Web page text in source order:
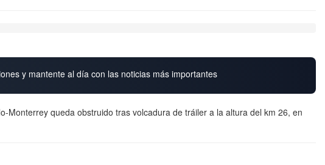
y mantente al día con las noticias más importantes
Monterrey queda obstruido tras volcadura de tráiler a la altura del km 26, en